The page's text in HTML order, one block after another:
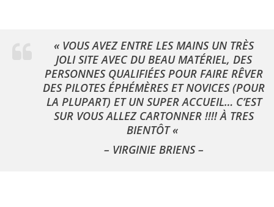
« VOUS AVEZ ENTRE LES MAINS UN TRÈS
JOLI SITE AVEC DU BEAU MATÉRIEL, DES
PERSONNES QUALIFIÉES POUR FAIRE RÊVER
DES PILOTES ÉPHÉMÈRES ET NOVICES (POUR
LA PLUPART) ET UN SUPER ACCUEIL… C’EST
SUR VOUS ALLEZ CARTONNER !!!! À TRES
BIENTÔT «
– VIRGINIE BRIENS –